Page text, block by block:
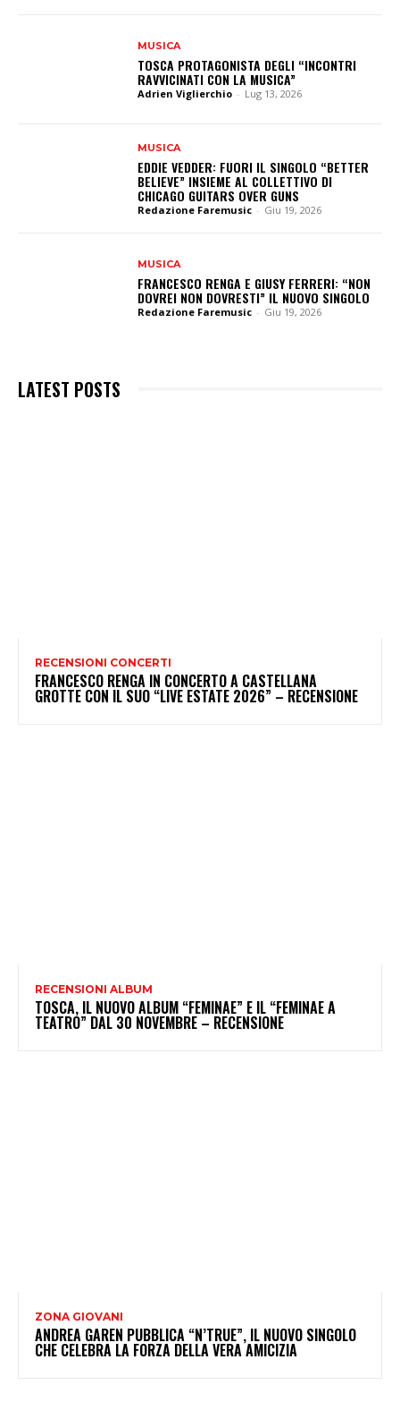
MUSICA
TOSCA PROTAGONISTA DEGLI “INCONTRI
RAVVICINATI CON LA MUSICA”
Adrien Viglierchio - Lug 13, 2026
MUSICA
EDDIE VEDDER: FUORI IL SINGOLO “BETTER
BELIEVE” INSIEME AL COLLETTIVO DI
CHICAGO GUITARS OVER GUNS
Redazione Faremusic - Giu 19, 2026
MUSICA
FRANCESCO RENGA E GIUSY FERRERI: “NON
DOVREI NON DOVRESTI” IL NUOVO SINGOLO
Redazione Faremusic - Giu 19, 2026
LATEST POSTS
RECENSIONI CONCERTI
FRANCESCO RENGA IN CONCERTO A CASTELLANA
GROTTE CON IL SUO “LIVE ESTATE 2026” – RECENSIONE
RECENSIONI ALBUM
TOSCA, IL NUOVO ALBUM “FEMINAE” E IL “FEMINAE A
TEATRO” DAL 30 NOVEMBRE – RECENSIONE
ZONA GIOVANI
ANDREA GAREN PUBBLICA “N’TRUE”, IL NUOVO SINGOLO
CHE CELEBRA LA FORZA DELLA VERA AMICIZIA